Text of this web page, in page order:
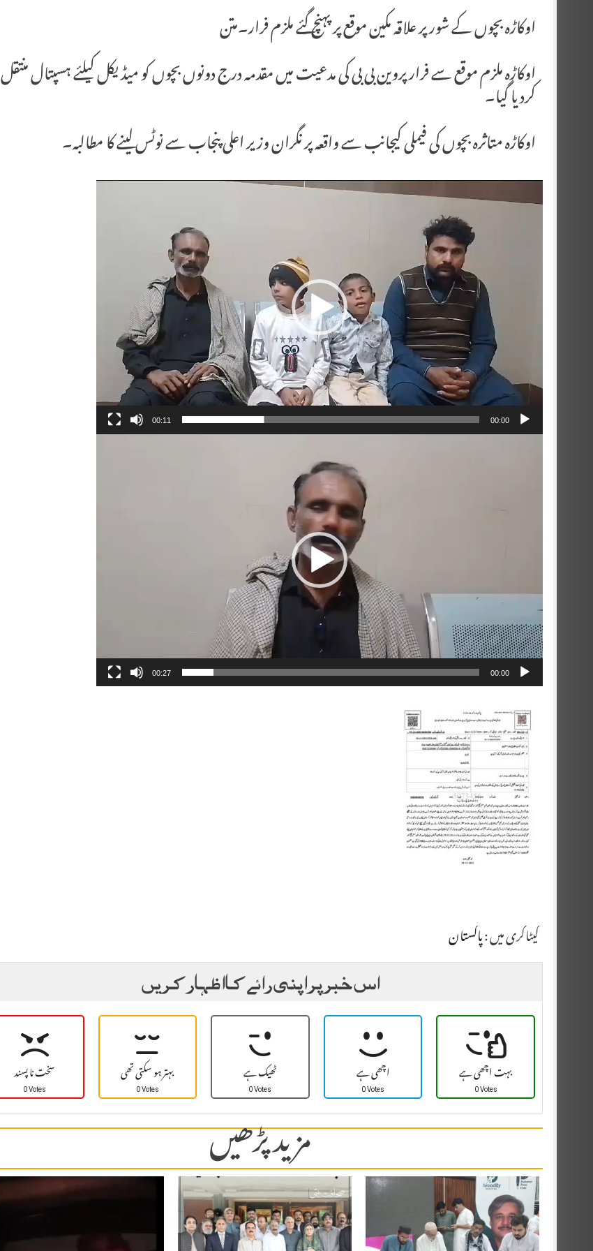
اوکاڑہ بچوں کے شور پر علاقہ مکین موقع پر پہنچ گئے ملزم فرار۔متن
اوکاڑہ ملزم موقع سے فرار پروین بی بی کی مدعیت میں مقدمہ درج دونوں بچوں کو میڈیکل کیلئے ہسپتال منتقل
کردیا گیا۔
اوکاڑہ متاثرہ بچوں کی فیملی کیجانب سے واقعہ پر نگران وزیر اعلی پنجاب سے نوٹس لینے کا مطالبہ۔
Video
00:00
00:11
Video
00:00
00:27
کیٹاگری میں :پاکستان
اس خبر پر اپنی رائے کا اظہار کریں
سخت نا پسند
0 Votes بہتر ہو سکتی تھی
0 Votes ٹھیک ہے
0 Votes اچھی ہے
0 Votes بہت اچھی ہے
0 Votes
مزید پڑھیں